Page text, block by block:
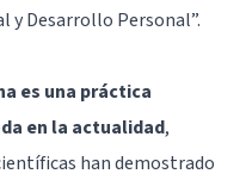
y Desarrollo Personal”.
es una práctica
en la actualidad,
han demostrado